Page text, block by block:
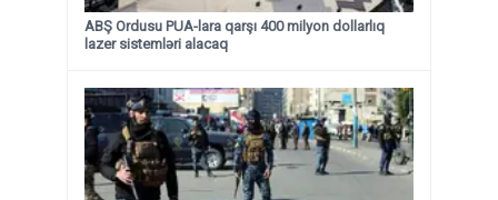
ABŞ Ordusu PUA-lara qarşı 400 milyon dollarlıq
lazer sistemləri alacaq